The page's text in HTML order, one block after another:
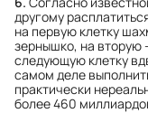
другому
на первую клетку
зернышко, на вторую
следующую клетку
самом деле
практически
более 460